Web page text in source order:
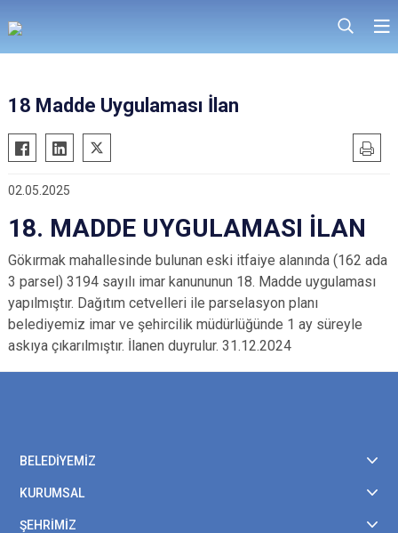
18 Madde Uygulaması İlan
02.05.2025
18. MADDE UYGULAMASI İLAN
Gökırmak mahallesinde bulunan eski itfaiye alanında (162 ada
3 parsel) 3194 sayılı imar kanununun 18. Madde uygulaması
yapılmıştır. Dağıtım cetvelleri ile parselasyon planı
belediyemiz imar ve şehircilik müdürlüğünde 1 ay süreyle
askıya çıkarılmıştır. İlanen duyrulur. 31.12.2024
BELEDİYEMİZ
KURUMSAL
ŞEHRİMİZ